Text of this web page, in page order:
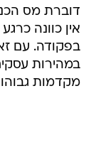
דוברת מס
אין כוונה
בפקודה. עם
במהירות
מקדמות